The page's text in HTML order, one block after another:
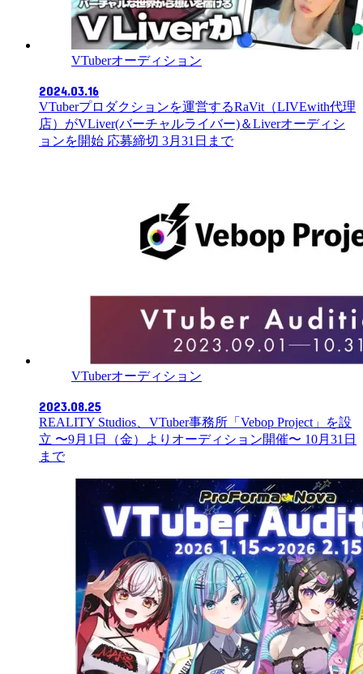
VTuberオーディション
2024.03.16
VTuberプロダクションを運営するRaVit（LIVEwith代理
店）がVLiver(バーチャルライバー)＆Liverオーディシ
ョンを開始 応募締切 3月31日まで
VTuberオーディション
2023.08.25
REALITY Studios、VTuber事務所「Vebop Project」を設
立 〜9月1日（金）よりオーディション開催〜 10月31日
まで